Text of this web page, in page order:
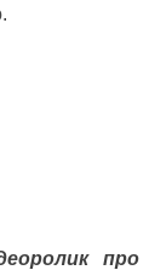
про